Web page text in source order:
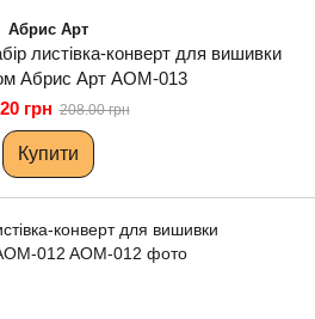
Абрис Арт
листівка-конверт для вишивки
Абрис Арт AOM-013
грн 208.00 грн
Купити